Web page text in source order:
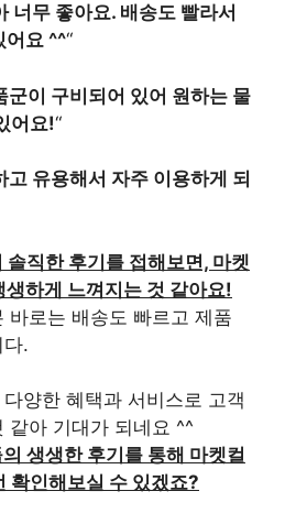
너무 좋아요. 배송도 빨라서
어요 ^^“
군이 구비되어 있어 원하는 물
어요!“
유용해서 자주 이용하게 되
솔직한 후기를 접해보면, 마켓
하게 느껴지는 것 같아요!
바로는 배송도 빠르고 제품
.
양한 혜택과 서비스로 고객
같아 기대가 되네요 ^^
생생한 후기를 통해 마켓컬
확인해보실 수 있겠죠?